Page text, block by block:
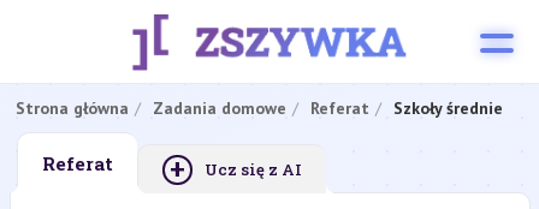
Strona główna Zadania domowe Referat Szkoły średnie
Referat + Ucz się z AI